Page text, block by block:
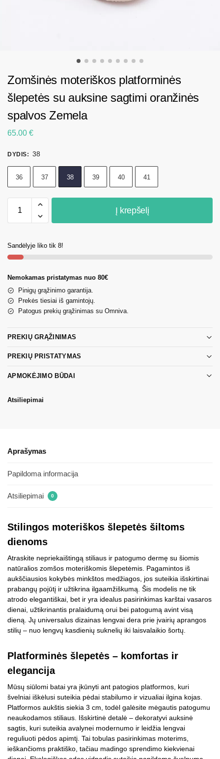
Zomšinės moteriškos platforminės
šlepetės su auksine sagtimi oranžinės
spalvos Zemela
65.00 €
DYDIS: 38
36 37 38 39 40 41
Į krepšelį
Sandėlyje liko tik 8!
Nemokamas pristatymas nuo 80€
Pinigų grąžinimo garantija.
Prekės tiesiai iš gamintojų.
Patogus prekių grąžinimas su Omniva.
PREKIŲ GRĄŽINIMAS
PREKIŲ PRISTATYMAS
APMOKĖJIMO BŪDAI
Atsiliepimai
Aprašymas
Papildoma informacija
Atsiliepimai 0
Stilingos moteriškos šlepetės šiltoms
dienoms
Atraskite nepriekaištingą stiliaus ir patogumo dermę su šiomis
natūralios zomšos moteriškomis šlepetėmis. Pagamintos iš
aukščiausios kokybės minkštos medžiagos, jos suteikia išskirtinai
prabangų pojūtį ir užtikrina ilgaamžiškumą. Šis modelis ne tik
atrodo elegantiškai, bet ir yra idealus pasirinkimas karštai vasaros
dienai, užtikrinantis pralaidumą orui bei patogumą avint visą
dieną. Jų universalus dizainas lengvai dera prie įvairių aprangos
stilių – nuo lengvų kasdienių suknelių iki laisvalaikio šortų.
Platforminės šlepetės – komfortas ir
elegancija
Mūsų siūlomi batai yra įkūnyti ant patogios platformos, kuri
švelniai iškėlusi suteikia pėdai stabilumo ir vizualiai ilgina kojas.
Platformos aukštis siekia 3 cm, todėl galėsite mėgautis patogumu
neaukodamos stiliaus. Išskirtinė detalė – dekoratyvi auksinė
sagtis, kuri suteikia avalynei modernumo ir leidžia lengvai
reguliuoti pėdos apimtį. Tai tobulas pasirinkimas moterims,
ieškančioms praktiško, tačiau madingo sprendimo kiekvienai